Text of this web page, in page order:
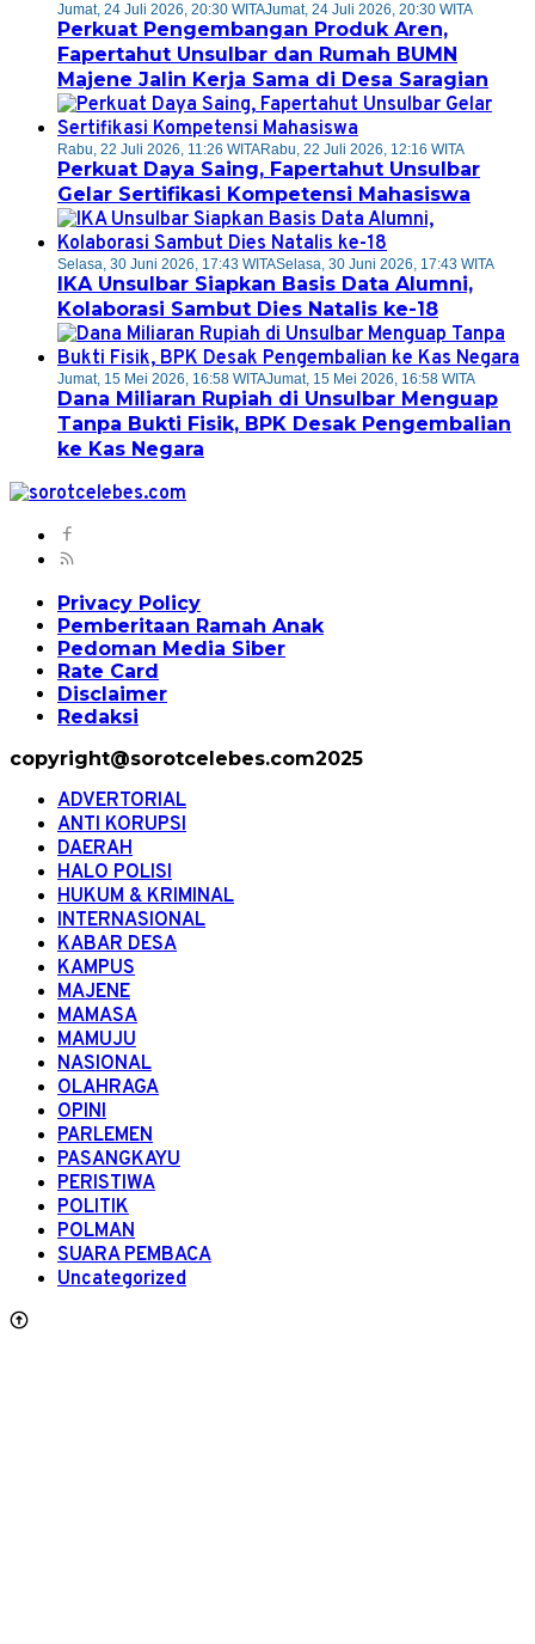
Jumat, 24 Juli 2026, 20:30 WITAJumat, 24 Juli 2026, 20:30 WITA
Perkuat Pengembangan Produk Aren,
Fapertahut Unsulbar dan Rumah BUMN
Majene Jalin Kerja Sama di Desa Saragian
Rabu, 22 Juli 2026, 11:26 WITARabu, 22 Juli 2026, 12:16 WITA
Perkuat Daya Saing, Fapertahut Unsulbar
Gelar Sertifikasi Kompetensi Mahasiswa
Selasa, 30 Juni 2026, 17:43 WITASelasa, 30 Juni 2026, 17:43 WITA
IKA Unsulbar Siapkan Basis Data Alumni,
Kolaborasi Sambut Dies Natalis ke-18
Jumat, 15 Mei 2026, 16:58 WITAJumat, 15 Mei 2026, 16:58 WITA
Dana Miliaran Rupiah di Unsulbar Menguap
Tanpa Bukti Fisik, BPK Desak Pengembalian
ke Kas Negara
Privacy Policy
Pemberitaan Ramah Anak
Pedoman Media Siber
Rate Card
Disclaimer
Redaksi
copyright@sorotcelebes.com2025
ADVERTORIAL
ANTI KORUPSI
DAERAH
HALO POLISI
HUKUM & KRIMINAL
INTERNASIONAL
KABAR DESA
KAMPUS
MAJENE
MAMASA
MAMUJU
NASIONAL
OLAHRAGA
OPINI
PARLEMEN
PASANGKAYU
PERISTIWA
POLITIK
POLMAN
SUARA PEMBACA
Uncategorized